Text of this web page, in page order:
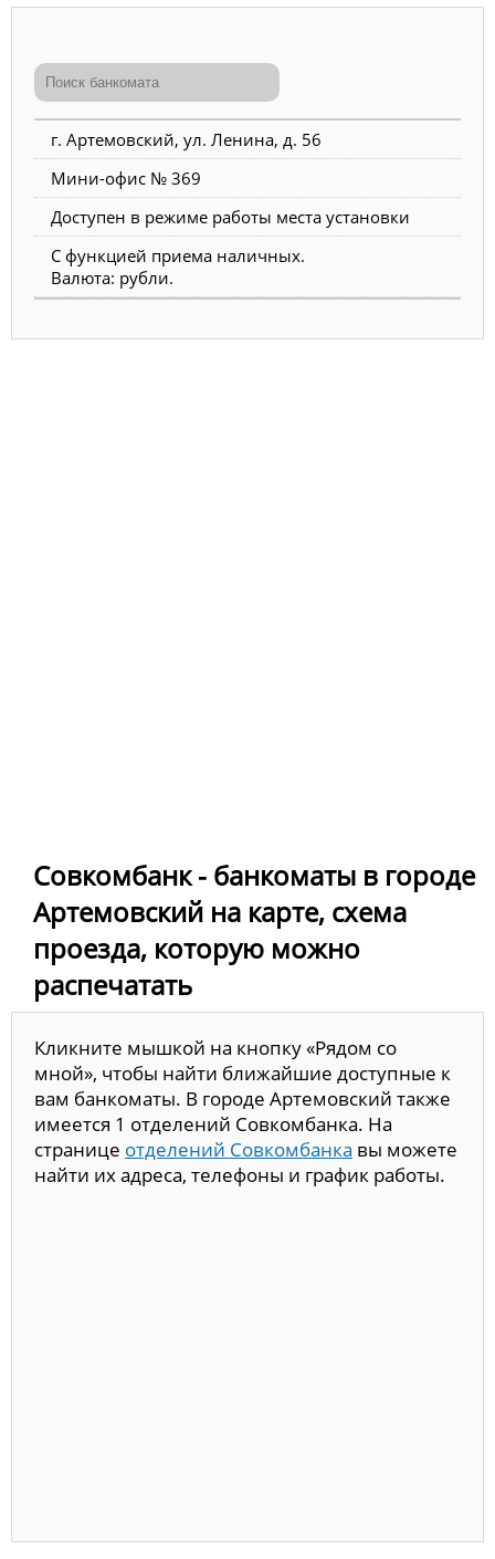
г. Артемовский, ул. Ленина, д. 56
Мини-офис № 369
Доступен в режиме работы места установки
С функцией приема наличных.
Валюта: рубли.
Совкомбанк - банкоматы в городе
Артемовский на карте, схема
проезда, которую можно
распечатать
Кликните мышкой на кнопку «Рядом со
мной», чтобы найти ближайшие доступные к
вам банкоматы. В городе Артемовский также
имеется 1 отделений Совкомбанка. На
странице отделений Совкомбанка вы можете
найти их адреса, телефоны и график работы.